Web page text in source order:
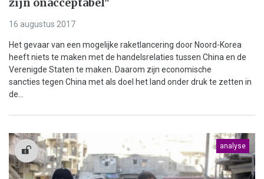
16 augustus 2017
Het gevaar van een mogelijke raketlancering door Noord-Korea
heeft niets te maken met de handelsrelaties tussen China en de
Verenigde Staten te maken. Daarom zijn economische
sancties tegen China met als doel het land onder druk te zetten in
de...
analyse